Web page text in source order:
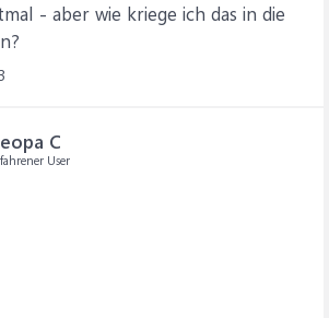
- aber wie kriege ich das in die
C
User